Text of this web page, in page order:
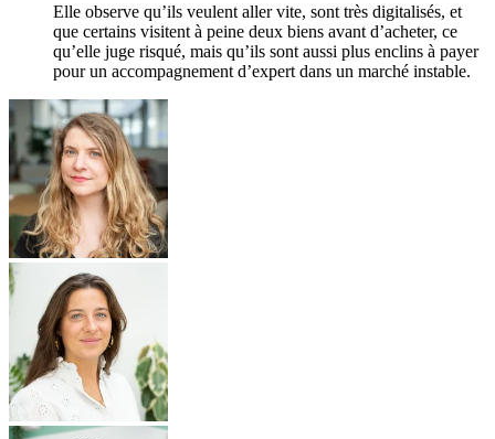
Elle observe qu’ils veulent aller vite, sont très digitalisés, et
que certains visitent à peine deux biens avant d’acheter, ce
qu’elle juge risqué, mais qu’ils sont aussi plus enclins à payer
pour un accompagnement d’expert dans un marché instable.